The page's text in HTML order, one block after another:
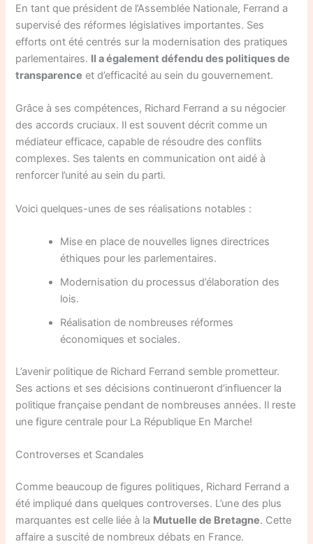
En tant que président de l’Assemblée Nationale, Ferrand a
supervisé des réformes législatives importantes. Ses
efforts ont été centrés sur la modernisation des pratiques
parlementaires. Il a également défendu des politiques de
transparence et d’efficacité au sein du gouvernement.
Grâce à ses compétences, Richard Ferrand a su négocier
des accords cruciaux. Il est souvent décrit comme un
médiateur efficace, capable de résoudre des conflits
complexes. Ses talents en communication ont aidé à
renforcer l’unité au sein du parti.
Voici quelques-unes de ses réalisations notables :
Mise en place de nouvelles lignes directrices
éthiques pour les parlementaires.
Modernisation du processus d’élaboration des
lois.
Réalisation de nombreuses réformes
économiques et sociales.
L’avenir politique de Richard Ferrand semble prometteur.
Ses actions et ses décisions continueront d’influencer la
politique française pendant de nombreuses années. Il reste
une figure centrale pour La République En Marche!
Controverses et Scandales
Comme beaucoup de figures politiques, Richard Ferrand a
été impliqué dans quelques controverses. L’une des plus
marquantes est celle liée à la Mutuelle de Bretagne. Cette
affaire a suscité de nombreux débats en France.